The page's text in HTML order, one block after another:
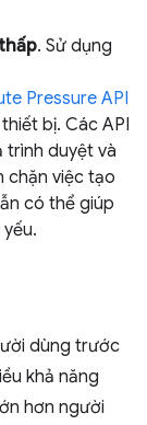
. Sử dụng
Pressure API
bị. Các API
duyệt và
chặn việc tạo
có thể giúp
dùng trước
khả năng
hơn người